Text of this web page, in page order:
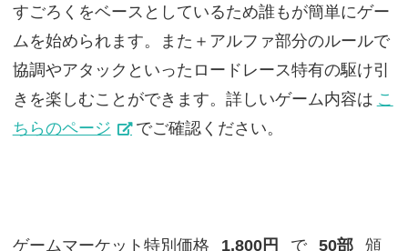
すごろくをベースとしているため誰もが簡単にゲー
ムを始められます。また＋アルファ部分のルールで
協調やアタックといったロードレース特有の駆け引
きを楽しむことができます。詳しいゲーム内容は こ
ちらのページ
でご確認ください。
ゲームマーケット特別価格 1,800円 で 50部 頒